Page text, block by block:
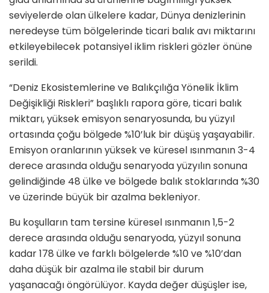
seviyelerde olan ülkelere kadar, Dünya denizlerinin
neredeyse tüm bölgelerinde ticari balık avı miktarını
etkileyebilecek potansiyel iklim riskleri gözler önüne
serildi.
“Deniz Ekosistemlerine ve Balıkçılığa Yönelik İklim
Değişikliği Riskleri” başlıklı rapora göre, ticari balık
miktarı, yüksek emisyon senaryosunda, bu yüzyıl
ortasında çoğu bölgede %10’luk bir düşüş yaşayabilir.
Emisyon oranlarının yüksek ve küresel ısınmanın 3-4
derece arasında olduğu senaryoda yüzyılın sonuna
gelindiğinde 48 ülke ve bölgede balık stoklarında %30
ve üzerinde büyük bir azalma bekleniyor.
Bu koşulların tam tersine küresel ısınmanın 1,5-2
derece arasında olduğu senaryoda, yüzyıl sonuna
kadar 178 ülke ve farklı bölgelerde %10 ve %10’dan
daha düşük bir azalma ile stabil bir durum
yaşanacağı öngörülüyor. Kayda değer düşüşler ise,